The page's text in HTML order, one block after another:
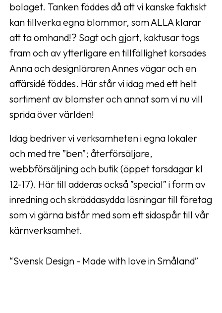
bolaget. Tanken föddes då att vi kanske faktiskt
kan tillverka egna blommor, som ALLA klarar
att ta omhand!? Sagt och gjort, kaktusar togs
fram och av ytterligare en tillfällighet korsades
Anna och designläraren Annes vägar och en
affärsidé föddes. Här står vi idag med ett helt
sortiment av blomster och annat som vi nu vill
sprida över världen!
Idag bedriver vi verksamheten i egna lokaler
och med tre ”ben”; återförsäljare,
webbförsäljning och butik (öppet torsdagar kl
12-17). Här till adderas också ”special” i form av
inredning och skräddasydda lösningar till företag
som vi gärna bistår med som ett sidospår till vår
kärnverksamhet.
“Svensk Design - Made with love in Småland”